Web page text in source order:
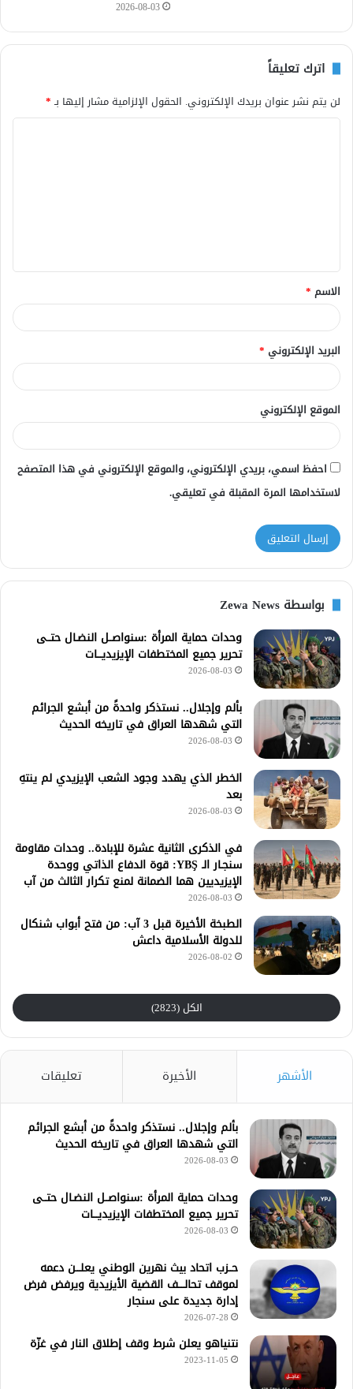
2026-08-03
اترك تعليقاً
لن يتم نشر عنوان بريدك الإلكتروني. الحقول الإلزامية مشار إليها بـ*
ق
*
الاسم *
البريد الإلكتروني *
الموقع الإلكتروني
احفظ اسمي، بريدي الإلكتروني، والموقع الإلكتروني في هذا المتصفح
لاستخدامها المرة المقبلة في تعليقي.
بواسطة Zewa News
وحدات حماية المرأة :سنواصــل النضـال حتــى
تحرير جميع المختطفات الإيزيديـــات
2026-08-03
بألم وإجلال.. نستذكر واحدةً من أبشع الجرائم
التي شهدها العراق في تاريخه الحديث
2026-08-03
الخطر الذي يهدد وجود الشعب الإيزيدي لم ينتهِ
بعد
2026-08-03
في الذكرى الثانية عشرة للإبادة.. وحدات مقاومة
سنجـار الـ YBŞ: قوة الدفاع الذاتي ووحدة
الإيزيديين هما الضمانة لمنع تكرار الثالث من آب
2026-08-03
الطبخة الأخيرة قبل 3 آب: من فتح أبواب شنكال
للدولة الأسلامية داعش
2026-08-02
الكل (2823)
الأشهر الأخيرة تعليقات
بألم وإجلال.. نستذكر واحدةً من أبشع الجرائم
التي شهدها العراق في تاريخه الحديث
2026-08-03
وحدات حماية المرأة :سنواصــل النضـال حتــى
تحرير جميع المختطفات الإيزيديـــات
2026-08-03
حــزب اتحاد بيث نهرين الوطني يعلـــن دعمه
لموقف تحالــــف القضية الأيزيدية ويرفض فرض
إدارة جديدة على سنجار
2026-07-28
نتنياهو يعلن شرط وقف إطلاق النار في غزّة
2023-11-05